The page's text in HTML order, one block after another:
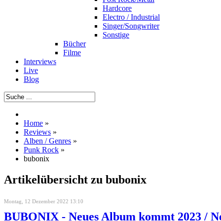
Hardcore
Electro / Industrial
Singer/Songwriter
Sonstige
Bücher
Filme
Interviews
Live
Blog
Home »
Reviews »
Alben / Genres »
Punk Rock »
bubonix
Artikelübersicht zu bubonix
Montag, 12 Dezember 2022 13:10
BUBONIX - Neues Album kommt 2023 /